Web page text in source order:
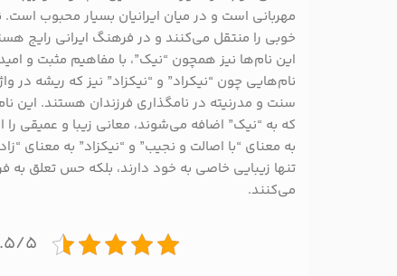
مهربانی است و در میان ایرانیان بسیار محبوب
خوبی را منتقل می‌کنند و در فرهنگ ایرانی رایج
این نام‌ها نیز همچون “نیک”، با مفاهیم مثبت و
نام‌هایی چون “نیکراد” و “نیکزاد” نیز که ریشه در
سنت و مدرنیته در نامگذاری فرزندان هستند. این
که به “نیک” اضافه می‌شوند، معانی زیبا و عمیقی را
به معنای “با اصالت و نجیب” و “نیکزاد” به معنای
تنها زیبایی خاصی به خود دارند، بلکه حس تعلق به
می‌کنند.
۴.۵/۵ - (۲